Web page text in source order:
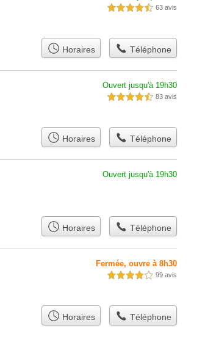
4,5 étoiles sur 5 63 avis
Horaires Téléphone
Ouvert jusqu'à 19h30
4,5 étoiles sur 5 83 avis
Horaires Téléphone
Ouvert jusqu'à 19h30
Horaires Téléphone
Fermée, ouvre à 8h30
4,0 étoiles sur 5 99 avis
Horaires Téléphone